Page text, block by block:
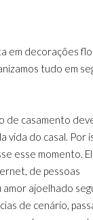
em decorações
tudo em
de casamento
vida do casal. Por
esse momento.
de pessoas
amor ajoelhado
de cenário,